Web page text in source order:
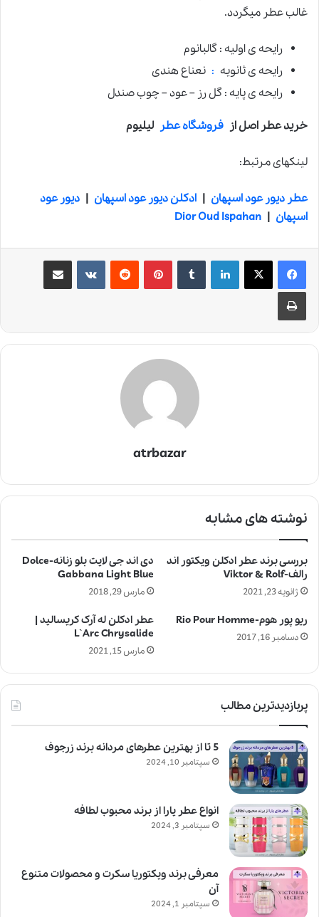
غالب عطر میگردد.
رایحه ی اولیه : گالبانوم
رایحه ی ثانویه : نعناع هندی
رایحه ی پایه : گل رز – عود – چوب صندل
خرید عطر اصل از فروشگاه عطر لیلیوم
لینکهای مرتبط:
عطر دیور عود اسپهان | ادکلن دیور عود اسپهان | دیور عود
اسپهان |
Dior Oud Ispahan
لینکدین ‫پین‌ترست ‫رددیت
چاپ
atrbazar
نوشته های مشابه
بررسی برند عطر ادکلن ویکتور اند
رالف-Viktor & Rolf
ژانویه 23, 2021
دی اند جی لایت بلو زنانه-Dolce
Gabbana Light Blue
مارس 29, 2018
ریو پور هوم-Rio Pour Homme
دسامبر 16, 2017
عطر ادکلن له آرک کریسالید |
L`Arc Chrysalide
مارس 15, 2021
پربازدیدترین مطالب
5 تا از بهترین عطرهای مردانه برند زرجوف
سپتامبر 10, 2024
انواع عطر یارا از برند محبوب لطافه
سپتامبر 3, 2024
معرفی برند ویکتوریا سکرت و محصولات متنوع
آن
سپتامبر 1, 2024